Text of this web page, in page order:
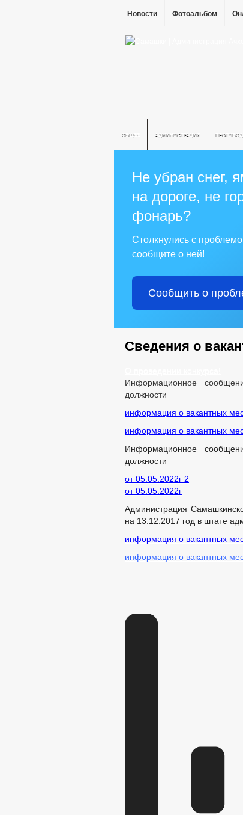
Новости Фотоальбом
ОБЩЕЕ АДМИНИСТРАЦИЯ
Не убран снег,
на дороге, не
фонарь?
Столкнулись с
сообщите о ней!
Сообщить о
Сведения о
Информационное
должности
информация о вакантных
информация о вакантных
Информационное
должности
от 05.05.2022г 2
от 05.05.2022г
Администрация
на 13.12.2017 год в штате
информация о вакантных
информация о вакантных